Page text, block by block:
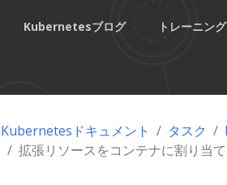
Kubernetesブログ トレーニング
Kubernetesドキュメント タスク
拡張リソースをコンテナに割り当